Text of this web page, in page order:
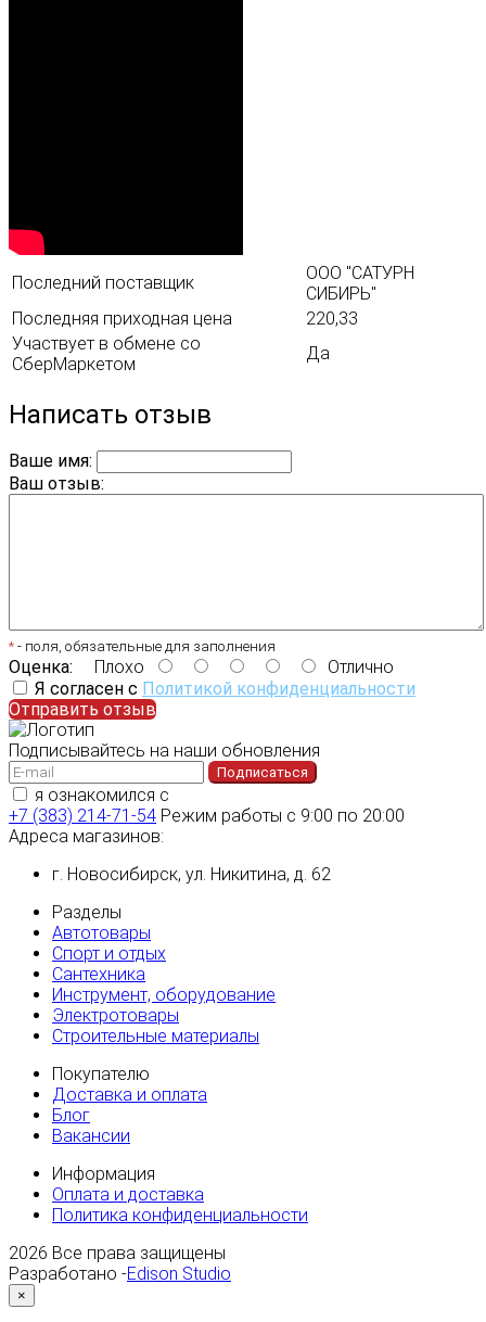
Последний поставщик
ООО "САТУРН
СИБИРЬ"
Последняя приходная цена
220,33
Участвует в обмене со
СберМаркетом
Да
Написать отзыв
Ваше имя:
Ваш отзыв:
* - поля, обязательные для заполнения
Оценка: Плохо
Отлично
Я согласен с Политикой конфиденциальности
Отправить отзыв
Подписывайтесь на наши обновления
Подписаться
я ознакомился с
+7 (383) 214-71-54 Режим работы с 9:00 по 20:00
Адреса магазинов:
г. Новосибирск, ул. Никитина, д. 62
Разделы
Автотовары
Спорт и отдых
Сантехника
Инструмент, оборудование
Электротовары
Строительные материалы
Покупателю
Доставка и оплата
Блог
Вакансии
Информация
Оплата и доставка
Политика конфиденциальности
2026 Все права защищены
Разработано -Edison Studio
×